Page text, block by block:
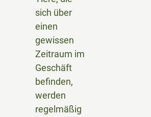
sich über
einen
gewissen
Zeitraum im
Geschäft
befinden,
werden
regelmäßig